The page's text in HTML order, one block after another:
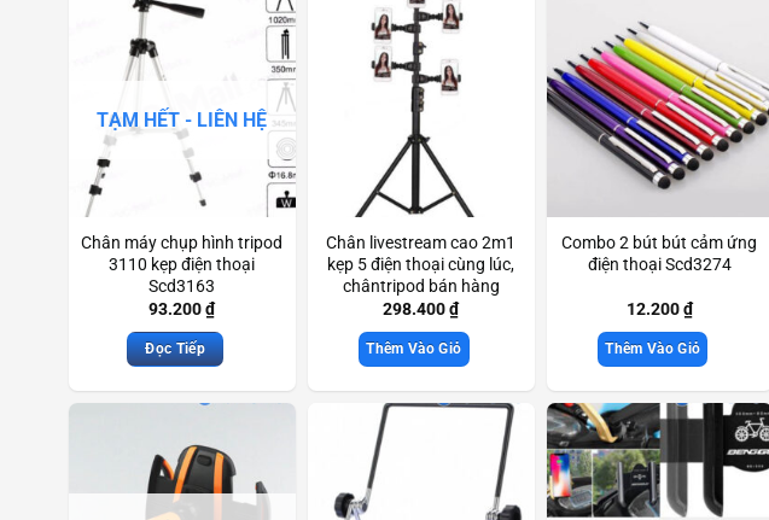
TẠM HẾT - LIÊN HỆ
Chân máy chụp hình tripod
3110 kẹp điện thoại
Scd3163
93.200₫
Đọc Tiếp
Chân livestream cao 2m1
kẹp 5 điện thoại cùng lúc,
chântripod bán hàng
online Scd3090
298.400₫
Thêm Vào Giỏ
Combo 2 bút bút cảm ứng
điện thoại Scd3274
12.200₫
Thêm Vào Giỏ